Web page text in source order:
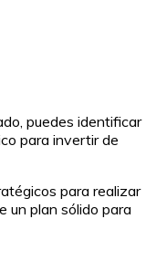
puedes identificar
para invertir de
para realizar
un plan sólido para